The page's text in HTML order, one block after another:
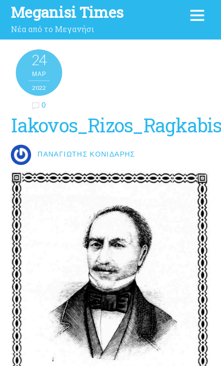
Meganisi Times
Νέα από το Μεγανήσι
24
ΜΑΡ
2022
0
ΠΑΝΑΓΙΏΤΗΣ ΚΟΝΙΔΆΡΗΣ